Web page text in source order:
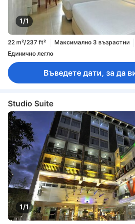
1/1
22 m²/237 ft² Максимално 3 възрастни
Единично легло
Въведете дати, за да
Studio Suite
1/1